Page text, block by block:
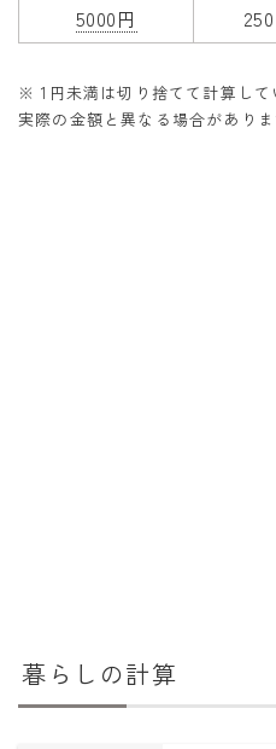
5000円
※ 1円未満は切り捨てて計算し
実際の金額と異なる場合がありま
暮らしの計算